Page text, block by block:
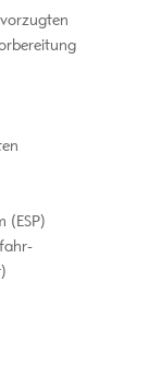
(ESP)